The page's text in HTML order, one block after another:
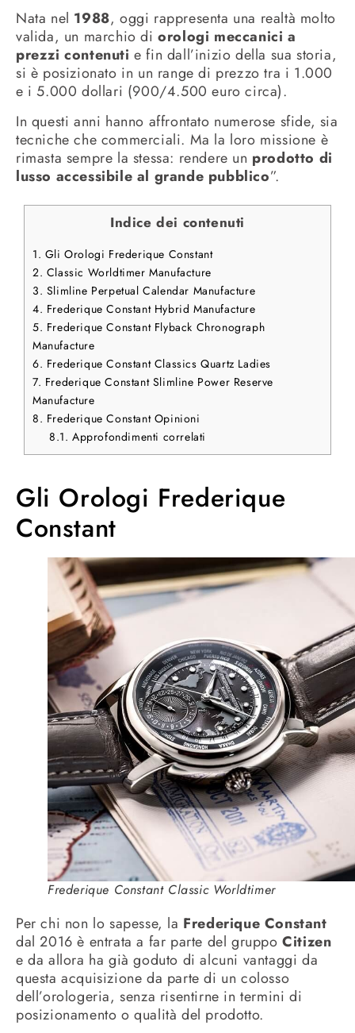
Nata nel 1988, oggi rappresenta una realtà molto
valida, un marchio diorologi meccanici a
prezzi contenuti e fin dall’inizio della sua storia,
si è posizionato in un range di prezzo tra i 1.000
e i 5.000 dollari (900/4.500 euro circa).
In questi anni hanno affrontato numerose sfide, sia
tecniche che commerciali. Ma la loro missione è
rimasta sempre la stessa: rendere un prodotto di
lusso accessibile al grande pubblico”.
Indice dei contenuti
1. Gli Orologi Frederique Constant
2. Classic Worldtimer Manufacture
3. Slimline Perpetual Calendar Manufacture
4. Frederique Constant Hybrid Manufacture
5. Frederique Constant Flyback Chronograph
Manufacture
6. Frederique Constant Classics Quartz Ladies
7. Frederique Constant Slimline Power Reserve
Manufacture
8. Frederique Constant Opinioni
8.1. Approfondimenti correlati
Gli Orologi Frederique
Constant
Frederique Constant Classic Worldtimer
Per chi non lo sapesse, la Frederique Constant
dal 2016 è entrata a far parte del gruppoCitizen
e da allora ha già goduto di alcuni vantaggi da
questa acquisizione da parte di un colosso
dell’orologeria, senza risentirne in termini di
posizionamento o qualità del prodotto.